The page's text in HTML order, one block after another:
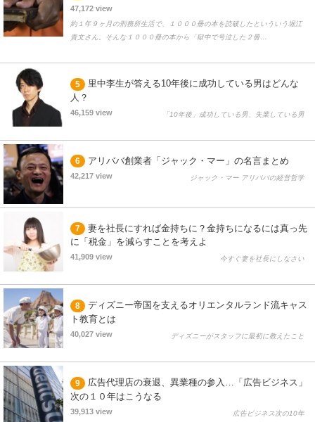
47,172 view
約１年９ヶ月の刑務所生活で、１０００冊の本を読破したといういう堀江
貴文さん。そんな１０００冊の本から「獄中で号泣した２冊…
5
里中李生が答える10年後に成功している男はどんな
人？
46,159 view 「10年後」成功している男、失業している男
6 アリババ創業者「ジャック・マー」の名言まとめ
42,217 view ジャック・マー アリババの経営哲学
7
妻を社長にすれば金持ちに？金持ちになるには真っ先
に「税金」を減らすことを考えよ
41,909 view 今すぐ妻を社長にしなさい
8
ディズニー帝国を支えるオリエンタルランド流キャス
ト教育とは
40,027 view ディズニーがスタッフに最初に教えたこと
9
広告代理店の衰退、異業種の参入…「広告ビジネス」
次の１０年はこうなる
39,913 view 広告ビジネス次の10年